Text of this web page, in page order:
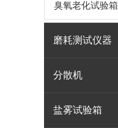
臭氧老化试验箱
磨耗测试仪器
分散机
盐雾试验箱